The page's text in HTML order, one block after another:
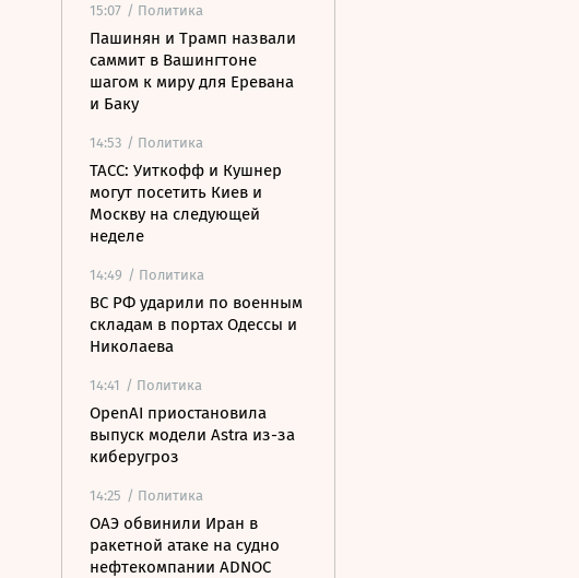
15:07 / Политика
Пашинян и Трамп назвали
саммит в Вашингтоне
шагом к миру для Еревана
и Баку
14:53 / Политика
ТАСС: Уиткофф и Кушнер
могут посетить Киев и
Москву на следующей
неделе
14:49 / Политика
ВС РФ ударили по военным
складам в портах Одессы и
Николаева
14:41 / Политика
OpenAI приостановила
выпуск модели Astra из-за
киберугроз
14:25 / Политика
ОАЭ обвинили Иран в
ракетной атаке на судно
нефтекомпании ADNOC